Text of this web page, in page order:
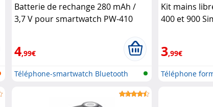
Batterie de rechange 280 mAh /
3,7 V pour smartwatch PW-410
4,99€
Téléphone-smartwatch Bluetooth
Kit mains
400 et 900
3,99€
Téléphone